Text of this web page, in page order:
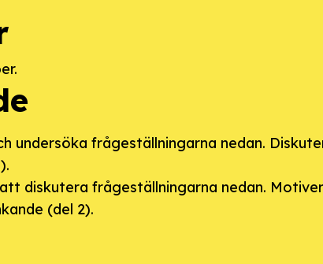
undersöka frågeställningarna nedan.
diskutera frågeställningarna nedan.
(del 2).